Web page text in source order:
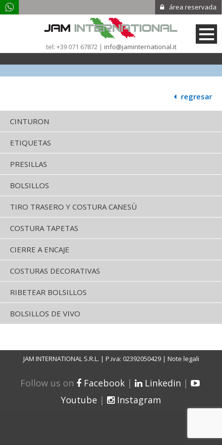
área reservada
tel: +39 071 67872 | info@jaminternational.it
regresar
CINTURON
ETIQUETAS
PRESILLAS
BOLSILLOS
TIRO TRASERO Y COSTURA CANESÙ
COSTURA TAPETAS
CIERRE A ENCAJE
COSTURAS DECORATIVAS
RIBETEAR BOLSILLOS
BOLSILLOS DE VIVO
JAM INTERNATIONAL S.R.L. | P.iva: 02392050429 | Note legali
Follow us on Facebook | Linkedin |
Youtube | Instagram